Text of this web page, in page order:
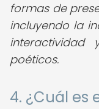
formas de
incluyendo la
interactividad
poéticos.
4. ¿Cuál es